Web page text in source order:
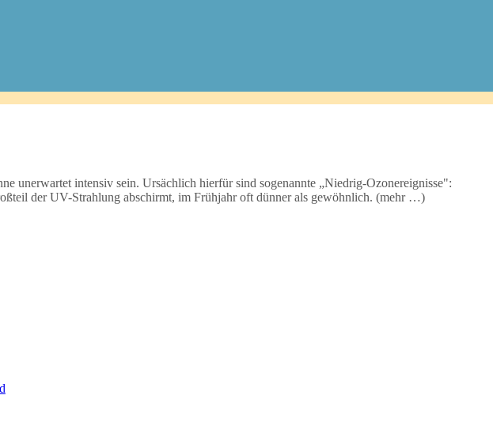
unerwartet intensiv sein. Ursächlich hierfür sind sogenannte „Niedrig-Ozonereignisse":
der UV-Strahlung abschirmt, im Frühjahr oft dünner als gewöhnlich. (mehr …)